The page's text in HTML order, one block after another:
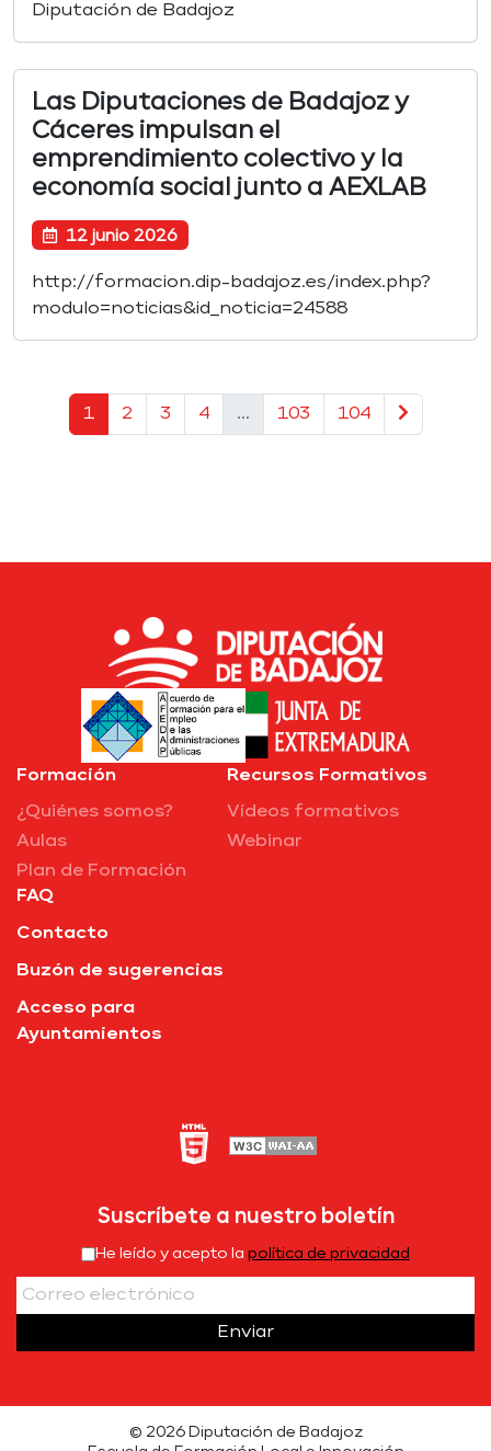
Diputación de Badajoz
Las Diputaciones de Badajoz y
Cáceres impulsan el
emprendimiento colectivo y la
economía social junto a AEXLAB
12 junio 2026
http://formacion.dip-badajoz.es/index.php?
modulo=noticias&id_noticia=24588
1 2 3 4 ... 103 104
Formación
¿Quiénes somos?
Aulas
Plan de Formación
Recursos Formativos
Vídeos formativos
Webinar
FAQ
Contacto
Buzón de sugerencias
Acceso para
Ayuntamientos
Suscríbete a nuestro boletín
He leído y acepto la política de privacidad
Enviar
© 2026 Diputación de Badajoz